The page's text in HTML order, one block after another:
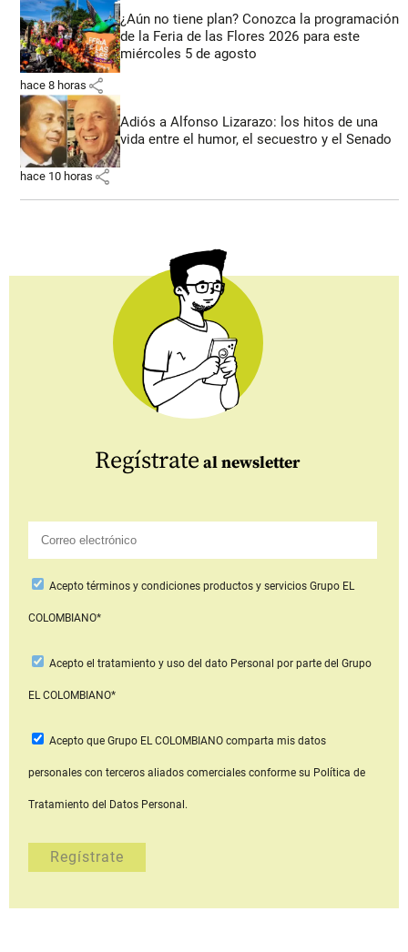
¿Aún no tiene plan? Conozca la programación
de la Feria de las Flores 2026 para este
miércoles 5 de agosto
hace 8 horas share
Adiós a Alfonso Lizarazo: los hitos de una
vida entre el humor, el secuestro y el Senado
hace 10 horas share
Regístrate al newsletter
Aceptotérminos y condiciones productos y serviciosGrupo EL
COLOMBIANO*
Acepto el tratamiento y uso del dato Personal por parte del Grupo
EL COLOMBIANO*
Acepto que Grupo EL COLOMBIANOcomparta mis datos
personales con terceros aliados comerciales conforme su Política de
Tratamiento del Datos Personal.